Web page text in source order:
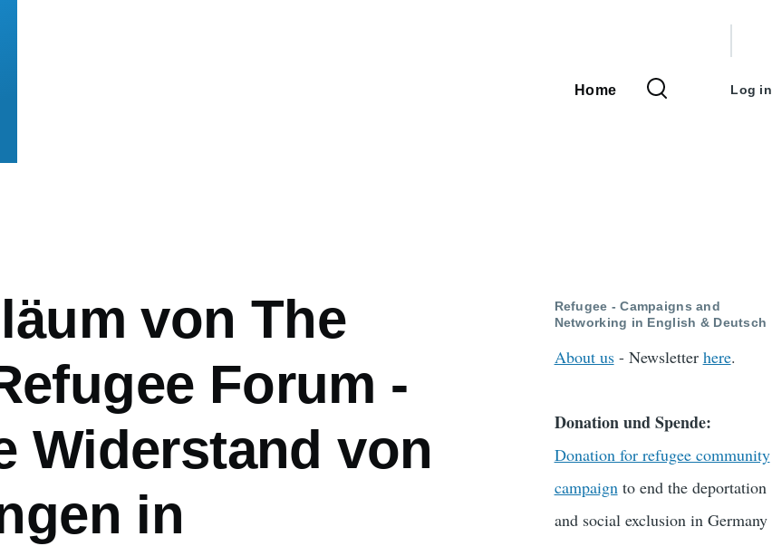
Main
Home
menu
Log in
von The
Forum -
Widerstand von
in
Refugee - Campaigns and
Networking in English & Deutsch
About us- Newsletter here.
Donation und Spende:
Donation for refugee community
campaignto end the deportation
and social exclusion in Germany